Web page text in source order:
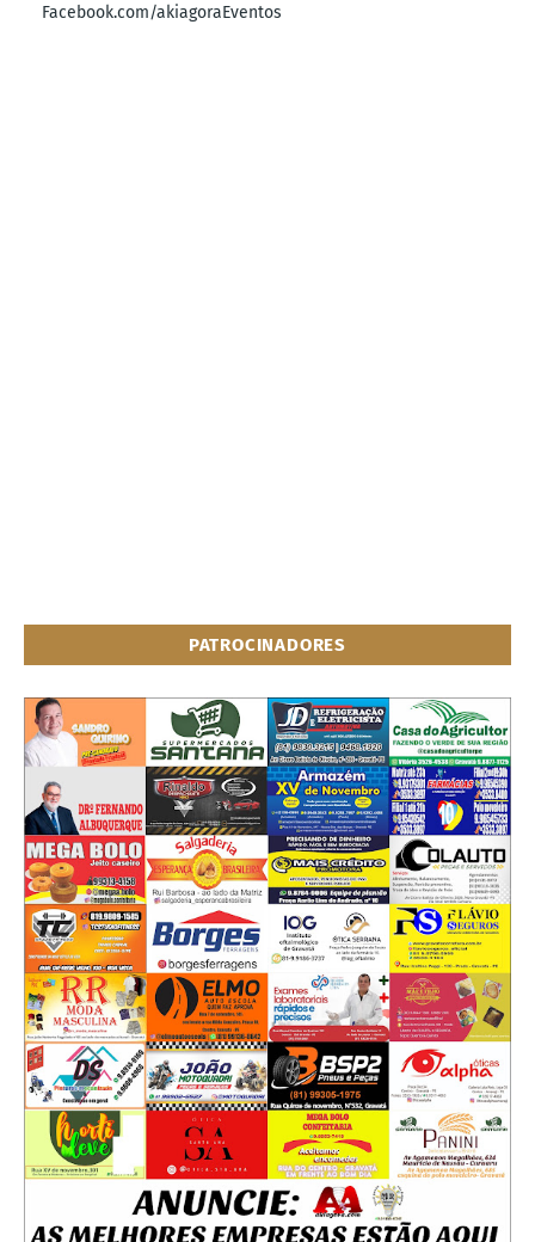
Facebook.com/akiagoraEventos
PATROCINADORES